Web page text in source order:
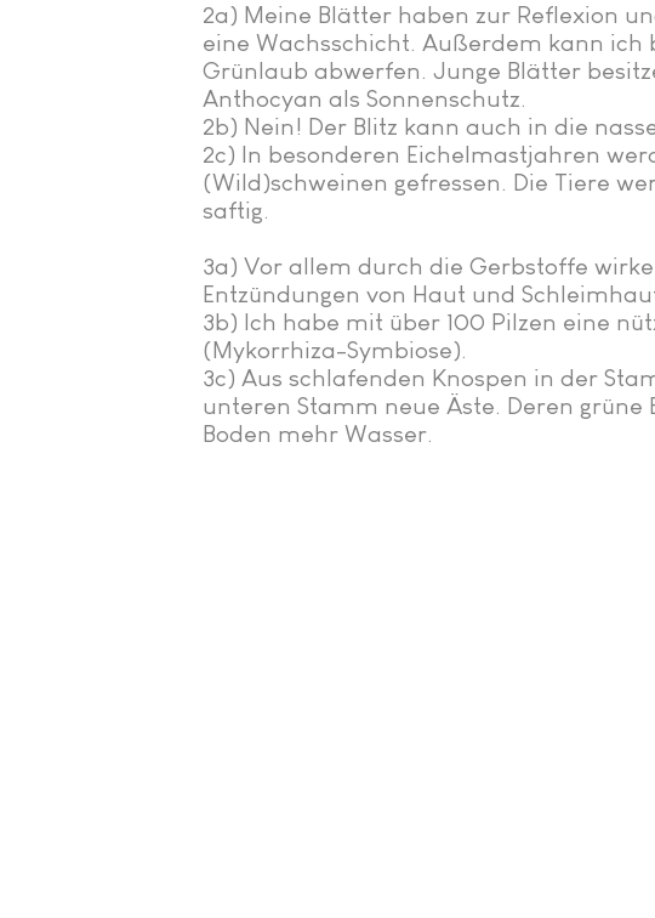
2a) Meine Blätter haben zur Reflexion
eine Wachsschicht. Außerdem kann ich
Grünlaub abwerfen. Junge Blätter
Anthocyan als Sonnenschutz.
2b) Nein! Der Blitz kann auch in die
2c) In besonderen Eichelmastjahren
(Wild)schweinen gefressen. Die Tiere
saftig.
3a) Vor allem durch die Gerbstoffe
Entzündungen von Haut und
3b) Ich habe mit über 100 Pilzen eine
(Mykorrhiza-Symbiose).
3c) Aus schlafenden Knospen in der
unteren Stamm neue Äste. Deren grüne
Boden mehr Wasser.